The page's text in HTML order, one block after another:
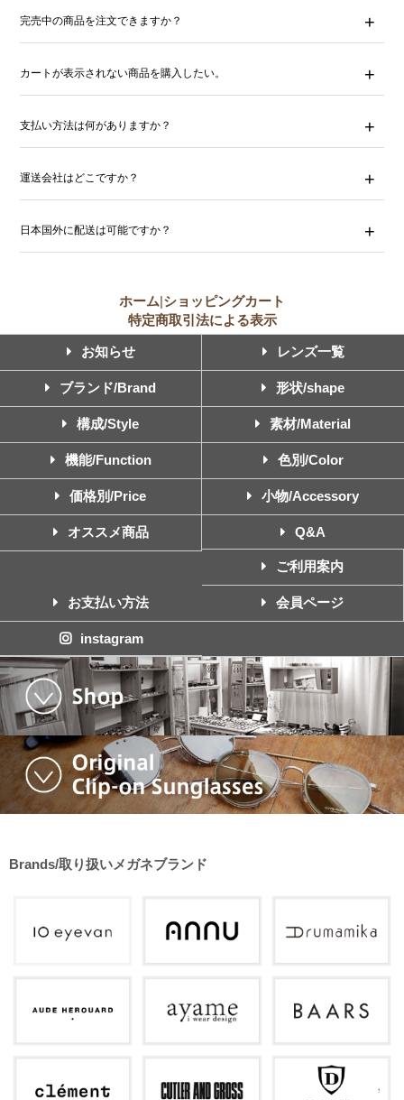
完売中の商品を注文できますか？
カートが表示されない商品を購入したい。
支払い方法は何がありますか？
運送会社はどこですか？
日本国外に配送は可能ですか？
ホーム|ショッピングカート
特定商取引法による表示
お知らせ レンズ一覧
ブランド/Brand 形状/shape
構成/Style 素材/Material
機能/Function 色別/Color
価格別/Price 小物/Accessory
オススメ商品 Q&A
ご利用案内
お支払い方法 会員ページ
instagram
Brands/取り扱いメガネブランド